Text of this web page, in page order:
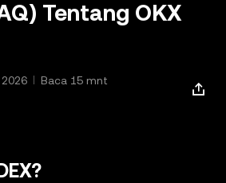
Tentang OKX
Baca 15 mnt